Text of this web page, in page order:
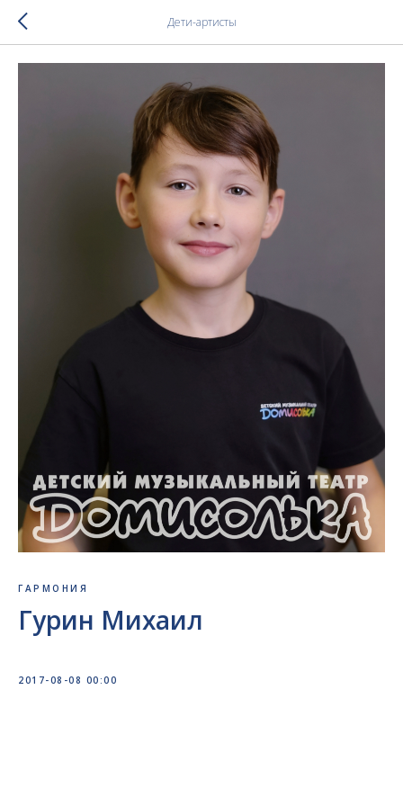
Дети-артисты
ГАРМОНИЯ
Гурин Михаил
2017-08-08 00:00